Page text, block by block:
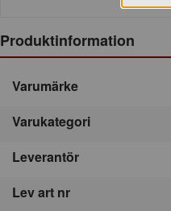
Produktinformation
Varumärke
Varukategori
Leverantör
Lev art nr